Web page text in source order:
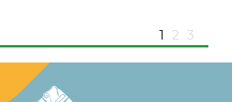
1 2 3